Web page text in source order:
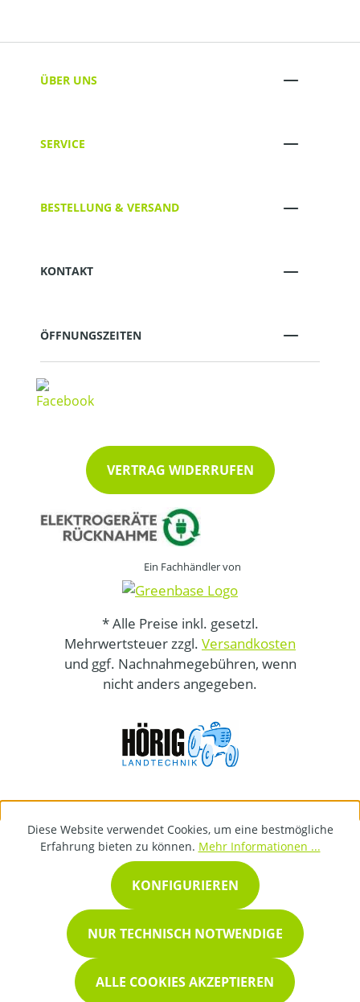
ÜBER UNS
SERVICE
BESTELLUNG & VERSAND
KONTAKT
ÖFFNUNGSZEITEN
VERTRAG WIDERRUFEN
Ein Fachhändler von
* Alle Preise inkl. gesetzl.
Mehrwertsteuer zzgl. Versandkosten
und ggf. Nachnahmegebühren, wenn
nicht anders angegeben.
Diese Website verwendet Cookies, um eine bestmögliche
Erfahrung bieten zu können. Mehr Informationen ...
NUR TECHNISCH NOTWENDIGE
KONFIGURIEREN
ALLE COOKIES AKZEPTIEREN